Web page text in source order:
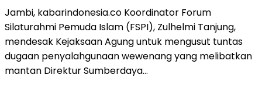
Jambi, kabarindonesia.co Koordinator Forum
Silaturahmi Pemuda Islam (FSPI), Zulhelmi Tanjung,
mendesak Kejaksaan Agung untuk mengusut tuntas
dugaan penyalahgunaan wewenang yang melibatkan
mantan Direktur Sumberdaya…